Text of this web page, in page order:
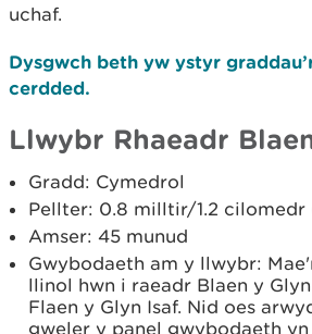
uchaf.
Dysgwch beth yw ystyr
cerdded.
Llwybr Rhaeadr
Gradd: Cymedrol
Pellter: 0.8 milltir/1.2 cilomedr
Amser: 45 munud
Gwybodaeth am y llwybr:
llinol hwn i raeadr Blaen y
Flaen y Glyn Isaf. Nid oes
gweler y panel gwybodaeth